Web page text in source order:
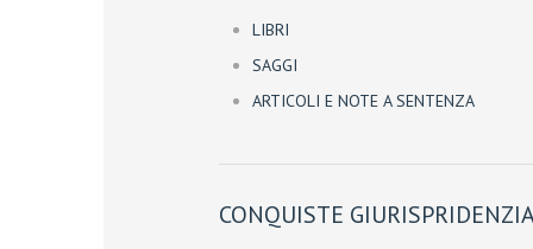
LIBRI
SAGGI
ARTICOLI E NOTE A SENTENZA
CONQUISTE